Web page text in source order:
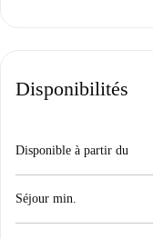
Disponibilités
Disponible à partir du
Séjour min.